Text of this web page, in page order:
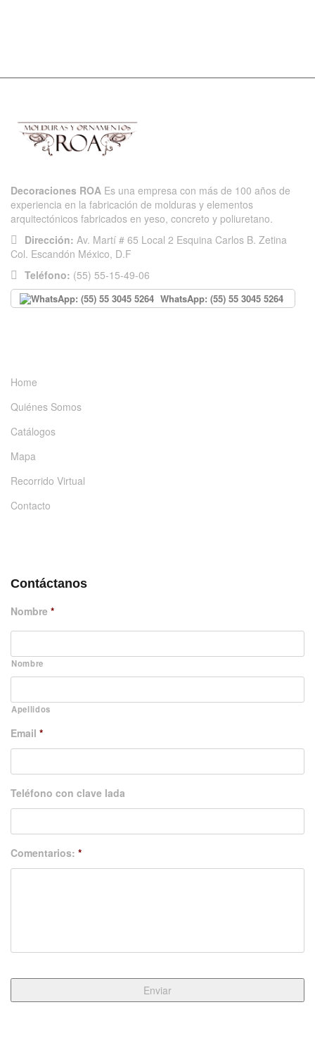
Decoraciones ROA Es una empresa con más de 100 años de
experiencia en la fabricación de molduras y elementos
arquitectónicos fabricados en yeso, concreto y poliuretano.
Dirección: Av. Martí # 65 Local 2 Esquina Carlos B. Zetina
Col. Escandón México, D.F
Teléfono: (55) 55-15-49-06
WhatsApp: (55) 55 3045 5264
Home
Quiénes Somos
Catálogos
Mapa
Recorrido Virtual
Contacto
Contáctanos
Nombre *
Nombre
Apellidos
Email *
Teléfono con clave lada
Comentarios: *